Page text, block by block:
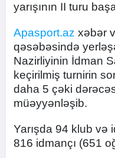
yarışının II turu
Apasport.az xəbər
qəsəbəsində
Nazirliyinin İdman
keçirilmiş turnirin
daha 5 çəki
müəyyənləşib.
Yarışda 94 klub və
816 idmançı (651